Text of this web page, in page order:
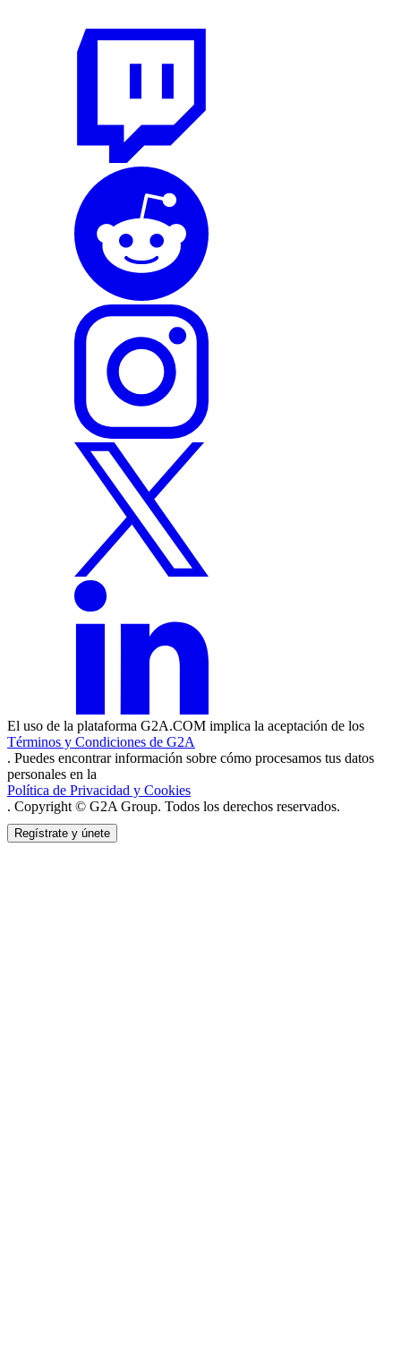
El uso de la plataforma G2A.COM implica la aceptación de los
Términos y Condiciones de G2A
. Puedes encontrar información sobre cómo procesamos tus datos
personales en la
Política de Privacidad y Cookies
. Copyright © G2A Group. Todos los derechos reservados.
Regístrate y únete